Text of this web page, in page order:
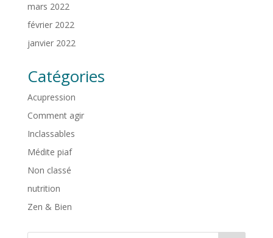
mars 2022
février 2022
janvier 2022
Catégories
Acupression
Comment agir
Inclassables
Médite piaf
Non classé
nutrition
Zen & Bien